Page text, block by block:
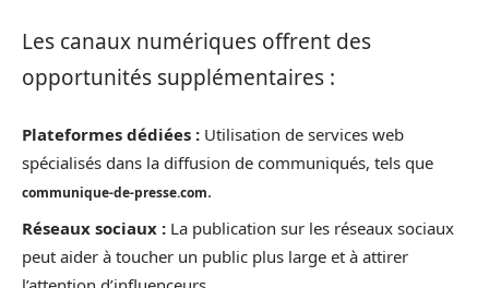
Les canaux numériques offrent des
opportunités supplémentaires :
Plateformes dédiées : Utilisation de services web
spécialisés dans la diffusion de communiqués, tels que
communique-de-presse.com.
Réseaux sociaux : La publication sur les réseaux sociaux
peut aider à toucher un public plus large et à attirer